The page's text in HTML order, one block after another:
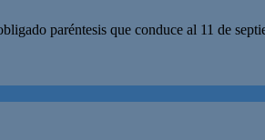
paréntesis que conduce al 11 de